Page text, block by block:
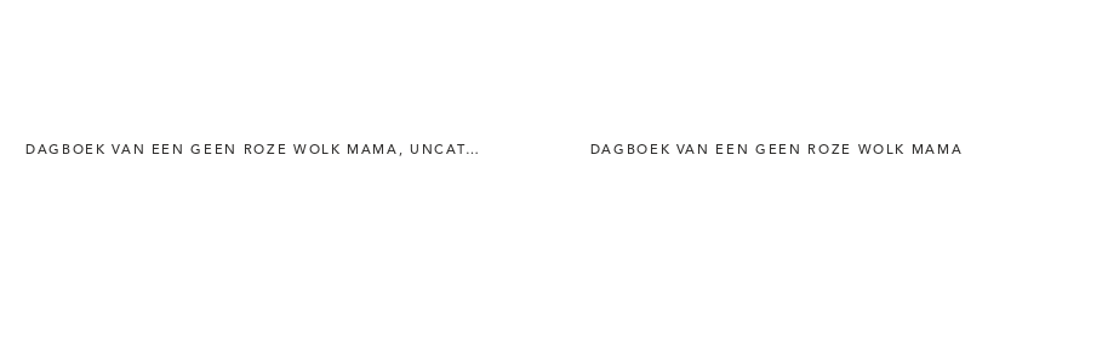
DAGBOEK VAN EEN GEEN ROZE WOLK MAMA ,UNCATEGORIZED DAGBOEK VAN EEN GEEN ROZE WOLK MAMA